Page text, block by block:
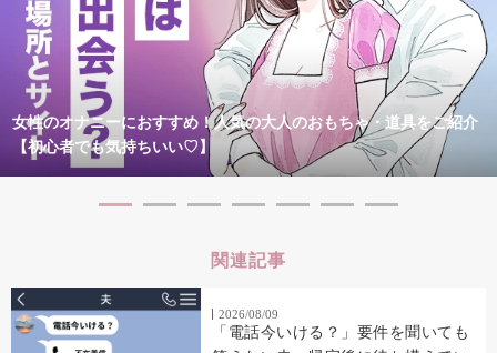
女性のオナニーにおすすめ！人気の大人のおもちゃ・道具をご紹介
【初心者でも気持ちいい♡】
関連記事
2026/08/09
「電話今いける？」要件を聞いても